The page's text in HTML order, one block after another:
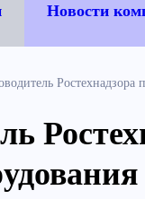
Новости
Ростехнадзора